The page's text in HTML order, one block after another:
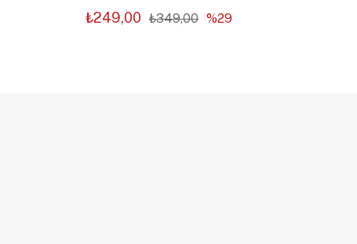
₺249,00 ₺349,00 %29